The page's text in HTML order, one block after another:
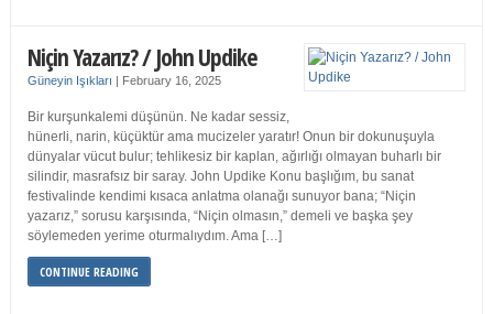
Niçin Yazarız? / John Updike
Güneyin Işıkları | February 16, 2025
Bir kurşunkalemi düşünün. Ne kadar sessiz,
hünerli, narin, küçüktür ama mucizeler yaratır! Onun bir dokunuşuyla
dünyalar vücut bulur; tehlikesiz bir kaplan, ağırlığı olmayan buharlı bir
silindir, masrafsız bir saray. John Updike Konu başlığım, bu sanat
festivalinde kendimi kısaca anlatma olanağı sunuyor bana; “Niçin
yazarız,” sorusu karşısında, “Niçin olmasın,” demeli ve başka şey
söylemeden yerime oturmalıydım. Ama […]
CONTINUE READING